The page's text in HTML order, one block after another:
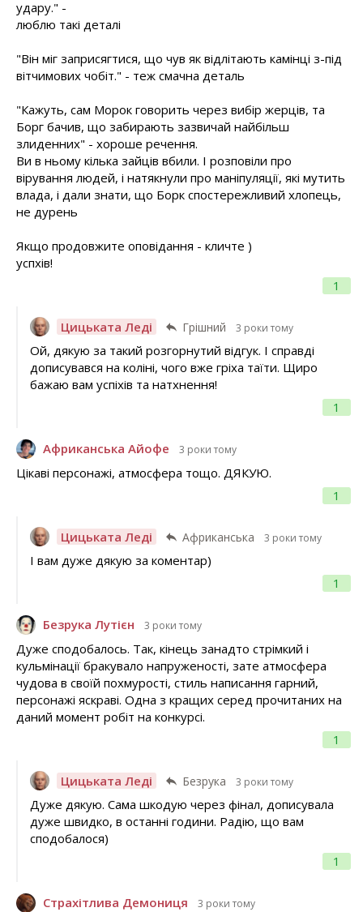
1
удару." -
люблю такі деталі
"Він міг заприсягтися, що чув як відлітають камінці з-під
вітчимових чобіт." - теж смачна деталь
"Кажуть, сам Морок говорить через вибір жерців, та
Борг бачив, що забирають зазвичай найбільш
злиденних" - хороше речення.
Ви в ньому кілька зайців вбили. І розповіли про
вірування людей, і натякнули про маніпуляції, які мутить
влада, і дали знати, що Борк спостережливий хлопець,
не дурень
Якщо продовжите оповідання - кличте )
успхів!
Цицьката Леді Грішний 3 роки тому
1
Ой, дякую за такий розгорнутий відгук. І справді
дописувався на коліні, чого вже гріха таїти. Щиро
бажаю вам успіхів та натхнення!
Африканська Айофе 3 роки тому
1
Цікаві персонажі, атмосфера тощо. ДЯКУЮ.
Цицьката Леді Африканська 3 роки тому
1
І вам дуже дякую за коментар)
Безрука Лутієн 3 роки тому
1
Дуже сподобалось. Так, кінець занадто стрімкий і
кульмінації бракувало напруженості, зате атмосфера
чудова в своїй похмурості, стиль написання гарний,
персонажі яскраві. Одна з кращих серед прочитаних на
даний момент робіт на конкурсі.
Цицьката Леді Безрука 3 роки тому
1
Дуже дякую. Сама шкодую через фінал, дописувала
дуже швидко, в останні години. Радію, що вам
сподобалося)
Страхітлива Демониця 3 роки тому